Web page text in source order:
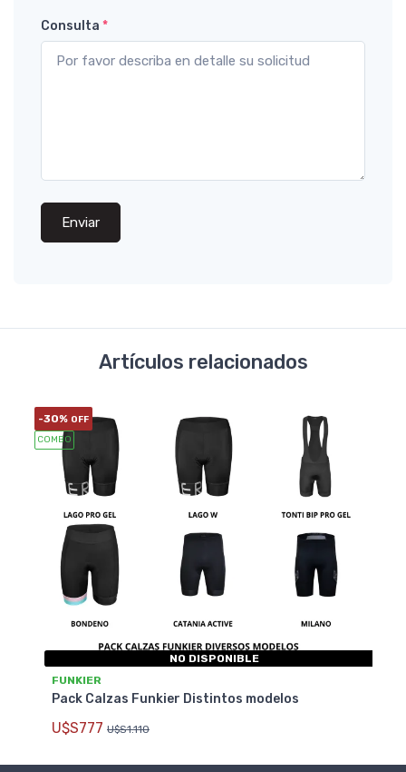
Consulta *
Enviar
Artículos relacionados
-30% OFF
COMBO
NO DISPONIBLE
FUNKIER
Pack Calzas Funkier Distintos modelos
U$S777 U$S1.110